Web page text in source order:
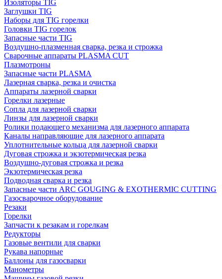
Изоляторы TIG
Заглушки TIG
Наборы для TIG горелки
Головки TIG горелок
Запасные части TIG
Воздушно-плазменная сварка, резка и строжка
Сварочные аппараты PLASMA CUT
Плазмотроны
Запасные части PLASMA
Лазерная сварка, резка и очистка
Аппараты лазерной сварки
Горелки лазерные
Сопла для лазерной сварки
Линзы для лазерной сварки
Ролики подающего механизма для лазерного аппарата
Каналы направляющие для лазерного аппарата
Уплотнительные кольца для лазерной сварки
Дуговая строжка и экзотермическая резка
Воздушно-дуговая строжка и резка
Экзотермическая резка
Подводная сварка и резка
Запасные части ARC GOUGING & EXOTHERMIC CUTTING
Газосварочное оборудование
Резаки
Горелки
Запчасти к резакам и горелкам
Редукторы
Газовые вентили для сварки
Рукава напорные
Баллоны для газосварки
Манометры